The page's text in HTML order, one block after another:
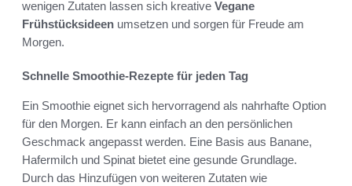
wenigen Zutaten lassen sich kreative Vegane
Frühstücksideen umsetzen und sorgen für Freude am
Morgen.
Schnelle Smoothie-Rezepte für jeden Tag
Ein Smoothie eignet sich hervorragend als nahrhafte Option
für den Morgen. Er kann einfach an den persönlichen
Geschmack angepasst werden. Eine Basis aus Banane,
Hafermilch und Spinat bietet eine gesunde Grundlage.
Durch das Hinzufügen von weiteren Zutaten wie